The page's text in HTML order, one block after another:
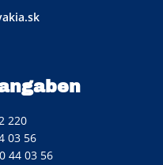
220
03 56
44 03 56